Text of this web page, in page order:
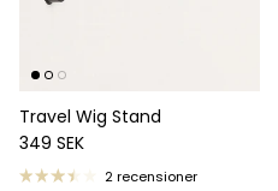
Travel Wig Stand
Ordinarie pris
349 SEK
2 recensioner